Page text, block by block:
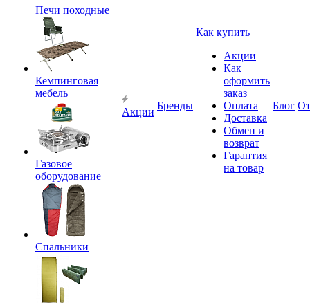
Печи походные
Кемпинговая
мебель
Газовое
оборудование
Спальники
Акции
Бренды
Как купить
Акции
Как
оформить
заказ
Оплата
Доставка
Обмен и
возврат
Гарантия
на товар
Блог